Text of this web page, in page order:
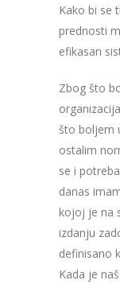
Kako bi se
prednosti
efikasan
Zbog što
što boljem
ostalim
se i
danas
kojoj je na
izdanju
definisano
Kada je